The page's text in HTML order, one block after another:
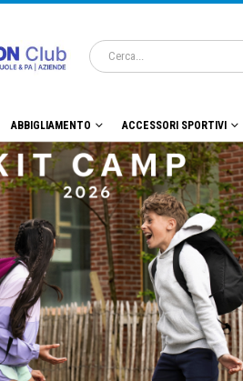
ABBIGLIAMENTO ACCESSORI SPORTIVI